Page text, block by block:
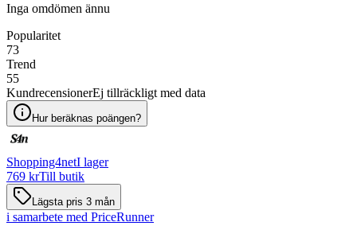
Inga omdömen ännu
Popularitet
73
Trend
55
KundrecensionerEj tillräckligt med data
Hur beräknas poängen?
Shopping4netI lager
769 krTill butik
Lägsta pris 3 mån
i samarbete med PriceRunner